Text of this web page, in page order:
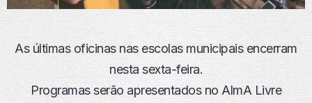
As últimas oficinas nas escolas municipais encerram
nesta sexta-feira.
Programas serão apresentados no AlmA Livre